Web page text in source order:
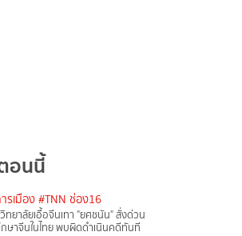
อนนี้
รเมือง #TNN ช่อง16
ทยาลัยเอื้อจีนเทา "ยศชนัน" สั่งด่วน
ษาจีนในไทย พบผิดดำเนินคดีทันที